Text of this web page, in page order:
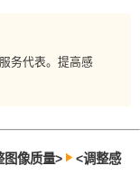
务代表。提高感
图像质量>
<调整感